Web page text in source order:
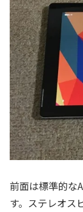
前面は標準的な
す。ステレオス